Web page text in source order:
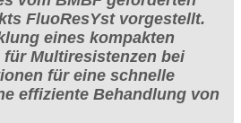
FluoResYst vorgestellt.
eines kompakten
Multiresistenzen bei
für eine schnelle
effiziente Behandlung von